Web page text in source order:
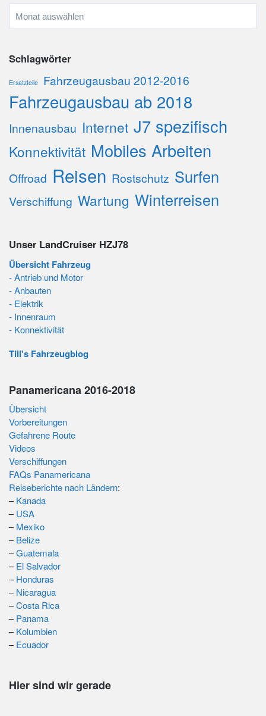
Archiv
Schlagwörter
Ersatzteile Fahrzeugausbau 2012-2016
Fahrzeugausbau ab 2018
Innenausbau Internet J7 spezifisch
Konnektivität Mobiles Arbeiten
Offroad Reisen Rostschutz Surfen
Verschiffung Wartung Winterreisen
Unser LandCruiser HZJ78
Übersicht Fahrzeug
- Antrieb und Motor
- Anbauten
- Elektrik
- Innenraum
- Konnektivität
Till's Fahrzeugblog
Panamericana 2016-2018
Übersicht
Vorbereitungen
Gefahrene Route
Videos
Verschiffungen
FAQs Panamericana
Reiseberichte nach Ländern:
–Kanada
–USA
–Mexiko
–Belize
–Guatemala
–El Salvador
–Honduras
–Nicaragua
–Costa Rica
–Panama
–Kolumbien
–Ecuador
Hier sind wir gerade